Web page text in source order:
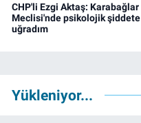
CHP'li Ezgi Aktaş: Karabağlar
Meclisi'nde psikolojik şiddete
uğradım
Yükleniyor...